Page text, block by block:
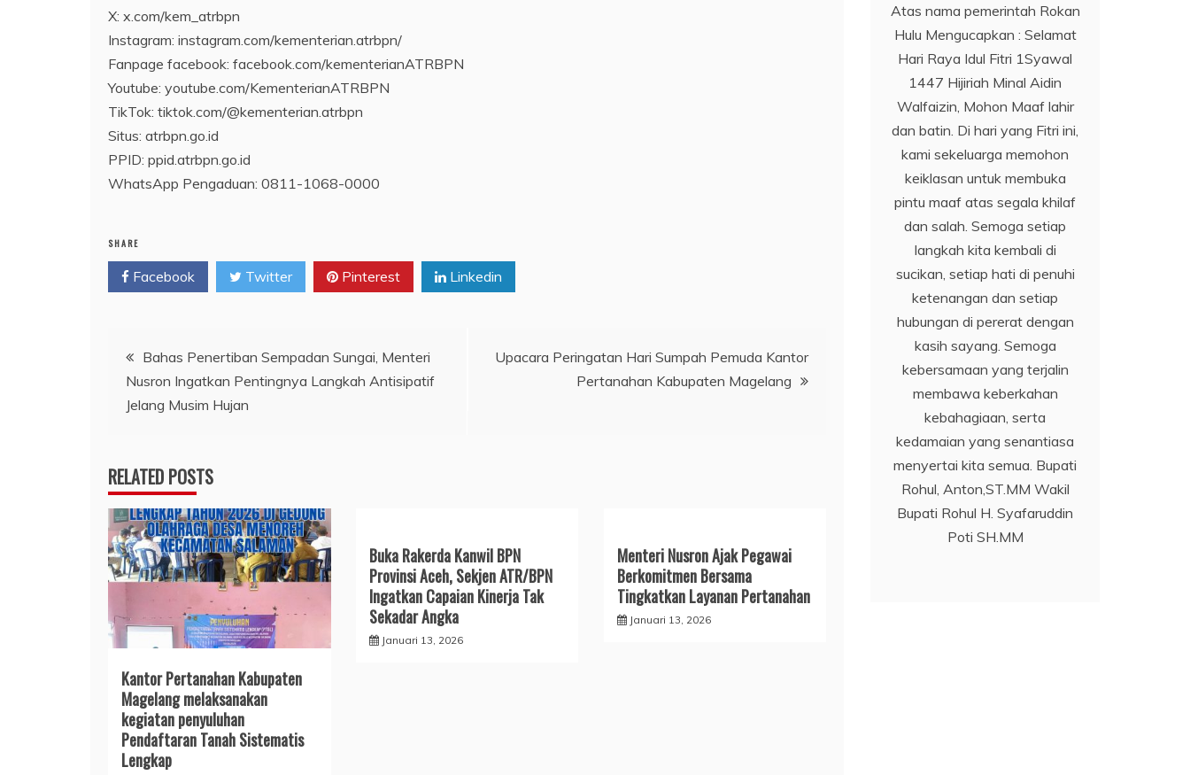
X: x.com/kem_atrbpn
Instagram: instagram.com/kementerian.atrbpn/
Fanpage facebook: facebook.com/kementerianATRBPN
Youtube: youtube.com/KementerianATRBPN
TikTok: tiktok.com/@kementerian.atrbpn
Situs: atrbpn.go.id
PPID: ppid.atrbpn.go.id
WhatsApp Pengaduan: 0811-1068-0000
SHARE
Facebook Twitter Pinterest Linkedin
Navigasi
pos
Bahas Penertiban Sempadan Sungai, Menteri
Nusron Ingatkan Pentingnya Langkah Antisipatif
Jelang Musim Hujan
Upacara Peringatan Hari Sumpah Pemuda Kantor
Pertanahan Kabupaten Magelang
RELATED POSTS
Kantor Pertanahan Kabupaten
Magelang melaksanakan
kegiatan penyuluhan
Pendaftaran Tanah Sistematis
Lengkap
Buka Rakerda Kanwil BPN
Provinsi Aceh, Sekjen ATR/BPN
Ingatkan Capaian Kinerja Tak
Sekadar Angka
Januari 13, 2026
Menteri Nusron Ajak Pegawai
Berkomitmen Bersama
Tingkatkan Layanan Pertanahan
Januari 13, 2026
Atas nama pemerintah Rokan
Hulu Mengucapkan : Selamat
Hari Raya Idul Fitri 1Syawal
1447 Hijiriah Minal Aidin
Walfaizin, Mohon Maaf lahir
dan batin. Di hari yang Fitri ini,
kami sekeluarga memohon
keiklasan untuk membuka
pintu maaf atas segala khilaf
dan salah. Semoga setiap
langkah kita kembali di
sucikan, setiap hati di penuhi
ketenangan dan setiap
hubungan di pererat dengan
kasih sayang. Semoga
kebersamaan yang terjalin
membawa keberkahan
kebahagiaan, serta
kedamaian yang senantiasa
menyertai kita semua. Bupati
Rohul, Anton,ST.MM Wakil
Bupati Rohul H. Syafaruddin
Poti SH.MM